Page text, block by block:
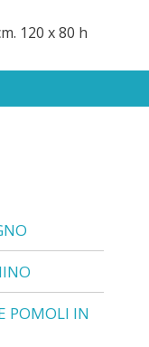
120 x 80 h
POMOLI IN